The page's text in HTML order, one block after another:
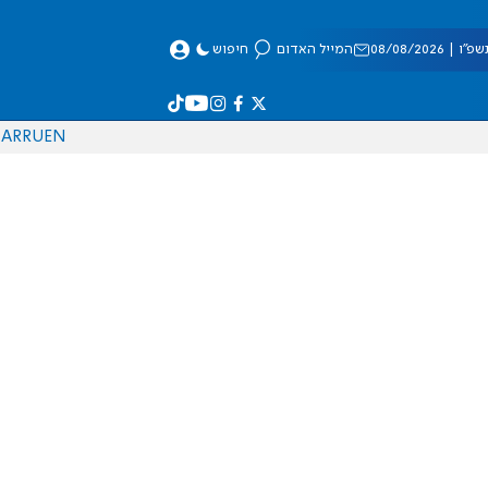
08/2026 המייל האדום חיפוש
EN
RU
AR